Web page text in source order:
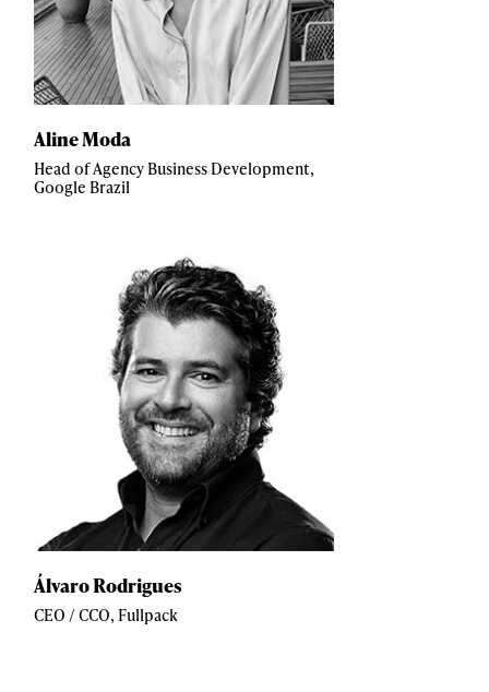
Aline Moda
Head of Agency Business Development,
Google Brazil
Álvaro Rodrigues
CEO / CCO, Fullpack